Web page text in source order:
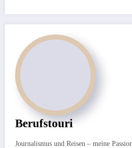
Berufstouri
Journalismus und Reisen – meine